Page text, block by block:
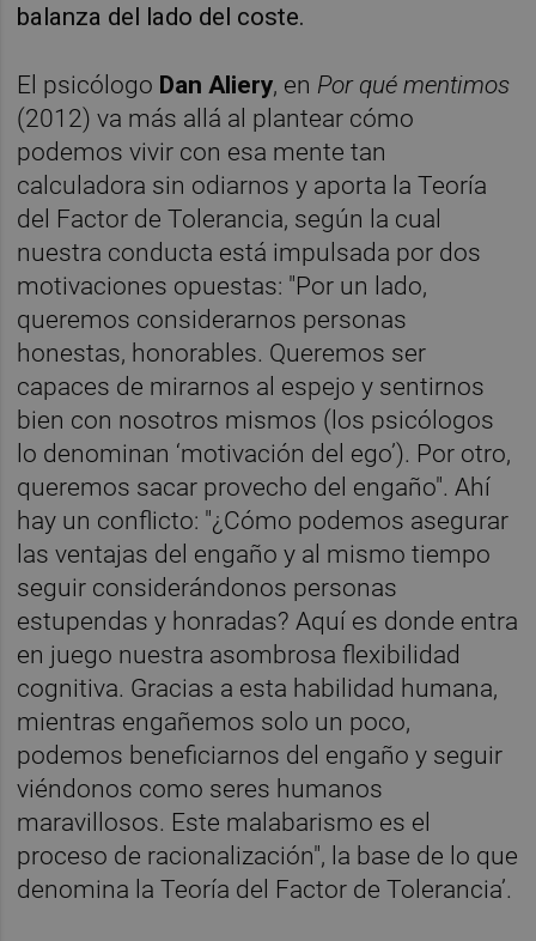
balanza del lado del coste.
El psicólogo Dan Aliery, en Por qué mentimos
(2012) va más allá al plantear cómo
podemos vivir con esa mente tan
calculadora sin odiarnos y aporta la Teoría
del Factor de Tolerancia, según la cual
nuestra conducta está impulsada por dos
motivaciones opuestas: "Por un lado,
queremos considerarnos personas
honestas, honorables. Queremos ser
capaces de mirarnos al espejo y sentirnos
bien con nosotros mismos (los psicólogos
lo denominan ‘motivación del ego’). Por otro,
queremos sacar provecho del engaño". Ahí
hay un conflicto: "¿Cómo podemos asegurar
las ventajas del engaño y al mismo tiempo
seguir considerándonos personas
estupendas y honradas? Aquí es donde entra
en juego nuestra asombrosa flexibilidad
cognitiva. Gracias a esta habilidad humana,
mientras engañemos solo un poco,
podemos beneficiarnos del engaño y seguir
viéndonos como seres humanos
maravillosos. Este malabarismo es el
proceso de racionalización", la base de lo que
denomina la Teoría del Factor de Tolerancia’.